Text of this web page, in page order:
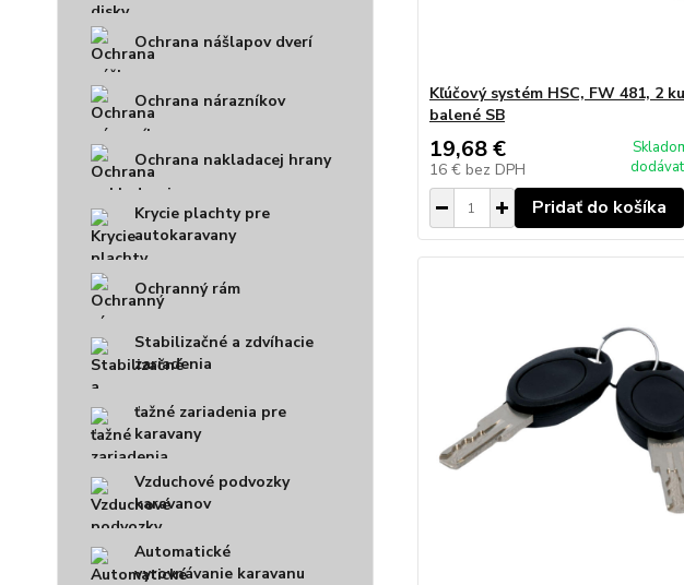
Ochrana nášlapov dverí
Ochrana nárazníkov
Ochrana nakladacej hrany
Krycie plachty pre
autokaravany
Ochranný rám
Stabilizačné a zdvíhacie
zariadenia
ťažné zariadenia pre
karavany
Vzduchové podvozky
karavanov
Automatické
vyrovnávanie karavanu
Kľúčový systém HSC, FW 481, 2
balené SB
19,68 €
16 € bez DPH
Pridať do košíka